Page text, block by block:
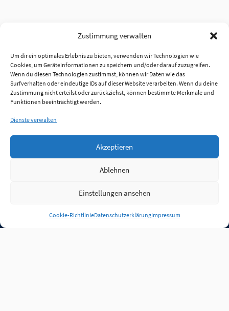
Zustimmung verwalten
Um dir ein optimales Erlebnis zu bieten, verwenden wir Technologien wie
Cookies, um Geräteinformationen zu speichern und/oder darauf zuzugreifen.
Wenn du diesen Technologien zustimmst, können wir Daten wie das
Surfverhalten oder eindeutige IDs auf dieser Website verarbeiten. Wenn du deine
Zustimmung nicht erteilst oder zurückziehst, können bestimmte Merkmale und
Funktionen beeinträchtigt werden.
Dienste verwalten
Akzeptieren
Ablehnen
Einstellungen ansehen
Cookie-RichtlinieDatenschutzerklärungImpressum
Anmelden
Jobs Partner FAQ Quellen